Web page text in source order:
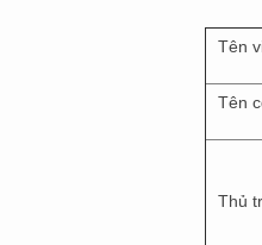
Tên
Tên
Thủ